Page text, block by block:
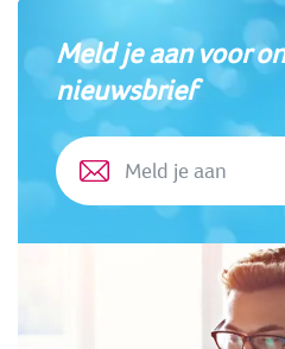
Meld je aan voor
nieuwsbrief